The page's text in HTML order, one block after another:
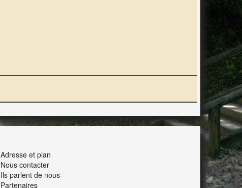
Adresse et plan
Nous contacter
Ils parlent de nous
Partenaires